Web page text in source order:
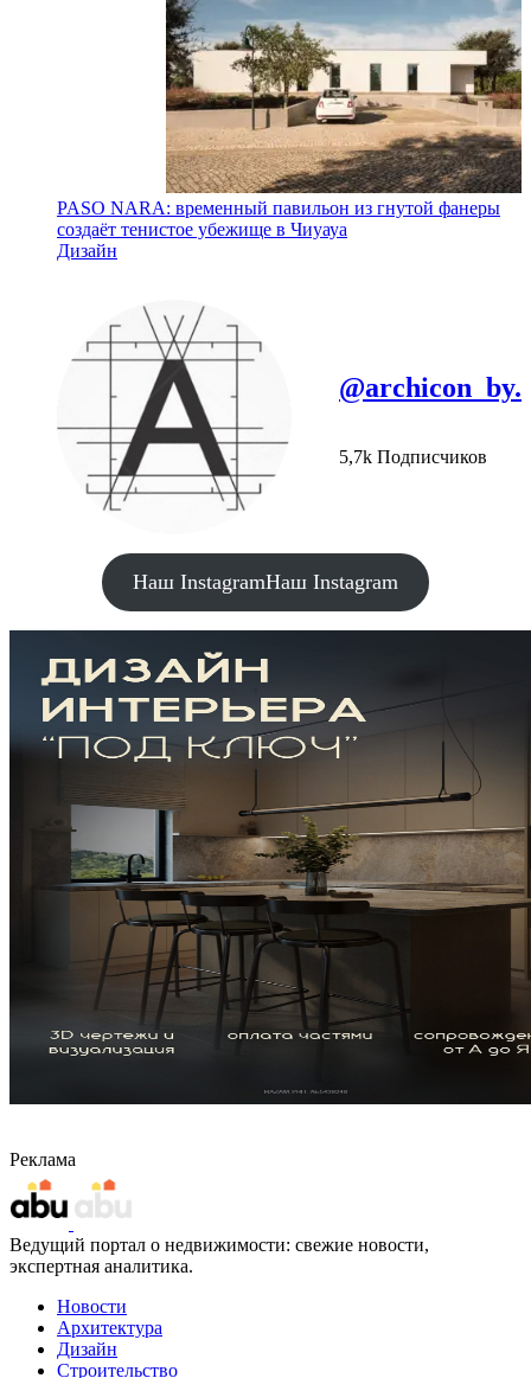
PASO NARA: временный павильон из гнутой фанеры
создаёт тенистое убежище в Чиуауа
Дизайн
@archicon_by.
5,7k Подписчиков
Наш InstagramНаш Instagram
Реклама
Ведущий портал о недвижимости: свежие новости,
экспертная аналитика.
Новости
Архитектура
Дизайн
Строительство